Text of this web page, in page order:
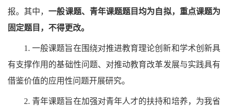
报。其中，一般课题、青年课题题目均为自拟，重点课题为
固定题目，不得更改。
1.一般课题旨在围绕对推进教育理论创新和学术创新具
有支撑作用的基础性问题、对推动教育改革发展与实践具有
借鉴价值的应用性问题开展研究。
2. 青年课题旨在加强对青年人才的扶持和培养，为我省